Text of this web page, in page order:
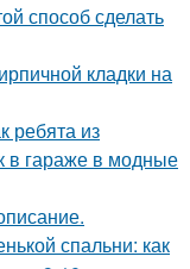
способ сделать
кладки на
ребята из
в гараже в модные
спальни: как